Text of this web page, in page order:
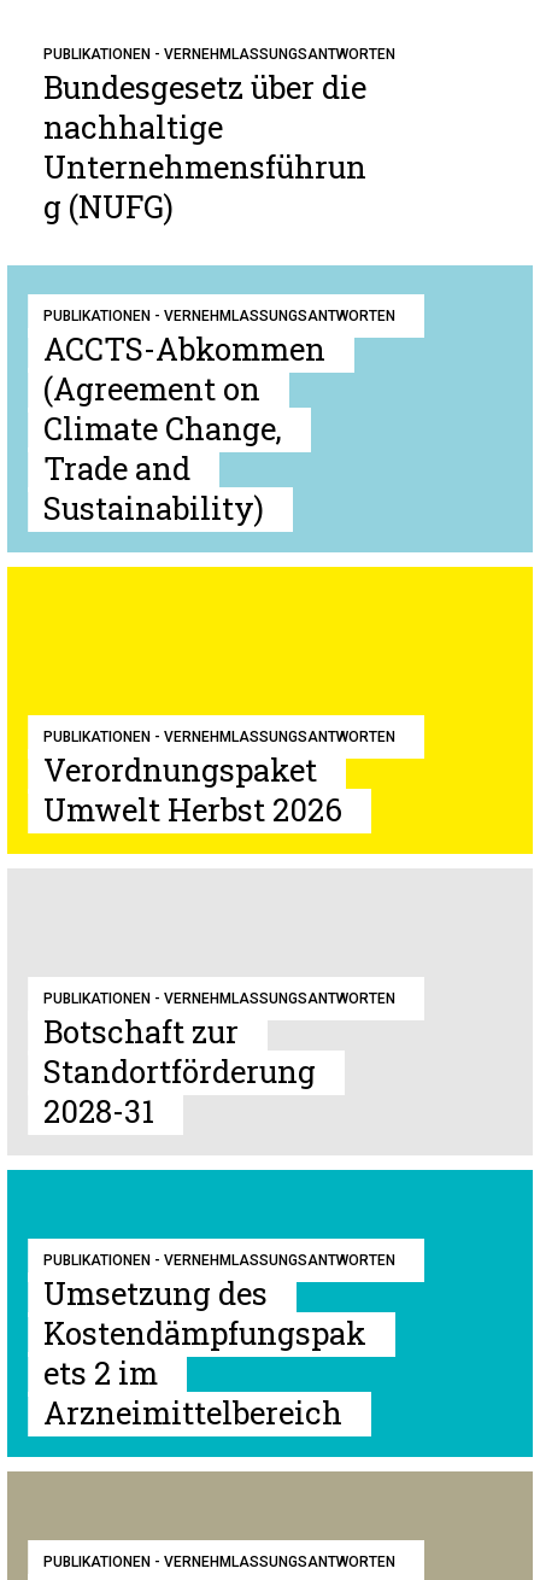
PUBLIKATIONEN - VERNEHMLASSUNGSANTWORTEN
Bundesgesetz über die
nachhaltige
Unternehmensführun
g (NUFG)
PUBLIKATIONEN - VERNEHMLASSUNGSANTWORTEN
ACCTS-Abkommen
(Agreement on
Climate Change,
Trade and
Sustainability)
PUBLIKATIONEN - VERNEHMLASSUNGSANTWORTEN
Verordnungspaket
Umwelt Herbst 2026
PUBLIKATIONEN - VERNEHMLASSUNGSANTWORTEN
Botschaft zur
Standortförderung
2028-31
PUBLIKATIONEN - VERNEHMLASSUNGSANTWORTEN
Umsetzung des
Kostendämpfungspak
ets 2 im
Arzneimittelbereich
PUBLIKATIONEN - VERNEHMLASSUNGSANTWORTEN